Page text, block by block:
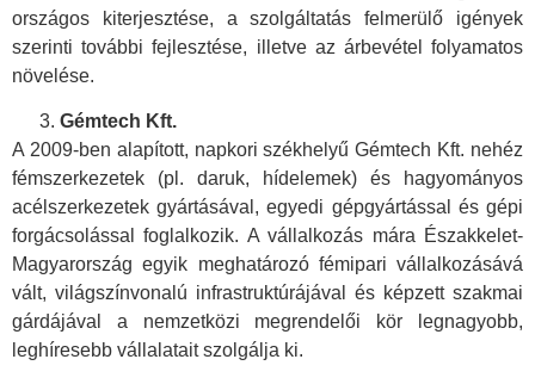
országos kiterjesztése, a szolgáltatás felmerülő igények
szerinti további fejlesztése, illetve az árbevétel folyamatos
növelése.
Gémtech Kft.
A 2009-ben alapított, napkori székhelyű Gémtech Kft. nehéz
fémszerkezetek (pl. daruk, hídelemek) és hagyományos
acélszerkezetek gyártásával, egyedi gépgyártással és gépi
forgácsolással foglalkozik. A vállalkozás mára Északkelet-
Magyarország egyik meghatározó fémipari vállalkozásává
vált, világszínvonalú infrastruktúrájával és képzett szakmai
gárdájával a nemzetközi megrendelői kör legnagyobb,
leghíresebb vállalatait szolgálja ki.